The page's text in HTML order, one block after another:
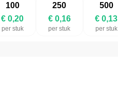
100
€ 0,20
per stuk
250
€ 0,16
per stuk
500
€ 0,13
per stuk